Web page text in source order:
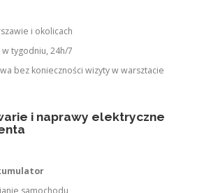
i okolicach
tygodniu, 24h/7
bez konieczności wizyty w warsztacie
i naprawy elektryczne